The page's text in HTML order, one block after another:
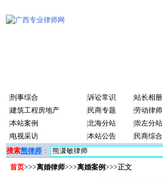
刑事综合 诉讼常识 站长相册
建筑工程房地产 民商专题 劳动律师
本站案例 北海分站 崇左分站
电视采访 本站公告 民商综合
搜索熊律师 ：
首页>>>离婚律师>>>离婚案例>>>正文